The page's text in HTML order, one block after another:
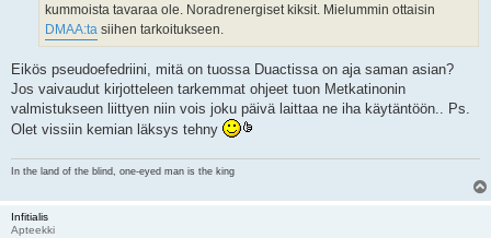
kummoista tavaraa ole. Noradrenergiset kiksit. Mielummin ottaisin
DMAA:ta siihen tarkoitukseen.
Eikös pseudoefedriini, mitä on tuossa Duactissa on aja saman asian?
Jos vaivaudut kirjotteleen tarkemmat ohjeet tuon Metkatinonin
valmistukseen liittyen niin vois joku päivä laittaa ne iha käytäntöön.. Ps.
Olet vissiin kemian läksys tehny
In the land of the blind, one-eyed man is the king
Infitialis
Apteekki